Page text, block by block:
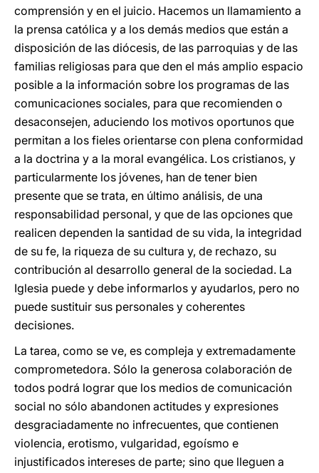
comprensión y en el juicio. Hacemos un llamamiento a
la prensa católica y a los demás medios que están a
disposición de las diócesis, de las parroquias y de las
familias religiosas para que den el más amplio espacio
posible a la información sobre los programas de las
comunicaciones sociales, para que recomienden o
desaconsejen, aduciendo los motivos oportunos que
permitan a los fieles orientarse con plena conformidad
a la doctrina y a la moral evangélica. Los cristianos, y
particularmente los jóvenes, han de tener bien
presente que se trata, en último análisis, de una
responsabilidad personal, y que de las opciones que
realicen dependen la santidad de su vida, la integridad
de su fe, la riqueza de su cultura y, de rechazo, su
contribución al desarrollo general de la sociedad. La
Iglesia puede y debe informarlos y ayudarlos, pero no
puede sustituir sus personales y coherentes
decisiones.
La tarea, como se ve, es compleja y extremadamente
comprometedora. Sólo la generosa colaboración de
todos podrá lograr que los medios de comunicación
social no sólo abandonen actitudes y expresiones
desgraciadamente no infrecuentes, que contienen
violencia, erotismo, vulgaridad, egoísmo e
injustificados intereses de parte; sino que lleguen a